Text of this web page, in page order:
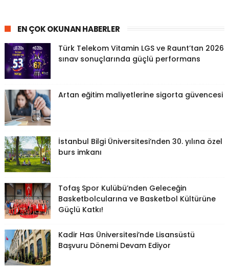
EN ÇOK OKUNAN HABERLER
Türk Telekom Vitamin LGS ve Raunt’tan 2026
sınav sonuçlarında güçlü performans
Artan eğitim maliyetlerine sigorta güvencesi
İstanbul Bilgi Üniversitesi’nden 30. yılına özel
burs imkanı
Tofaş Spor Kulübü’nden Geleceğin
Basketbolcularına ve Basketbol Kültürüne
Güçlü Katkı!
Kadir Has Üniversitesi’nde Lisansüstü
Başvuru Dönemi Devam Ediyor